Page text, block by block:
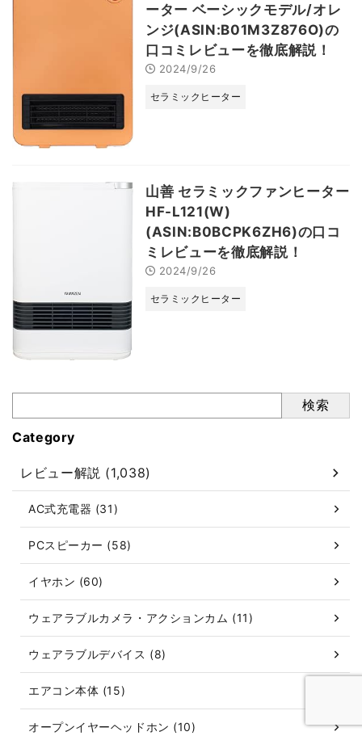
ーター ベーシックモデル/オレ
ンジ(ASIN:B01M3Z876O)の
口コミレビューを徹底解説！
2024/9/26
セラミックヒーター
山善 セラミックファンヒーター
HF-L121(W)
(ASIN:B0BCPK6ZH6)の口コ
ミレビューを徹底解説！
2024/9/26
セラミックヒーター
検索
Category
レビュー解説 (1,038)
AC式充電器 (31)
PCスピーカー (58)
イヤホン (60)
ウェアラブルカメラ・アクションカム (11)
ウェアラブルデバイス (8)
エアコン本体 (15)
オープンイヤーヘッドホン (10)